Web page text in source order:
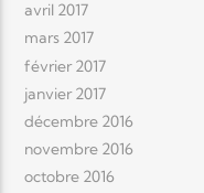
avril 2017
mars 2017
février 2017
janvier 2017
décembre 2016
novembre 2016
octobre 2016